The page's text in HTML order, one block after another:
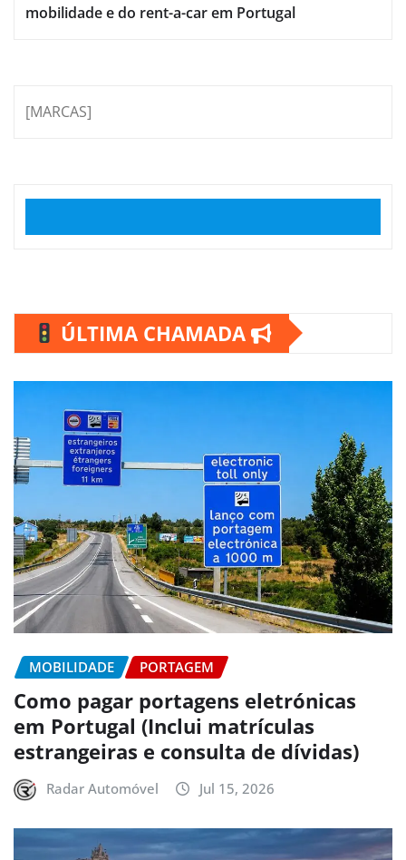
mobilidade e do rent-a-car em Portugal
[MARCAS]
ÚLTIMA CHAMADA
MOBILIDADE PORTAGEM
Como pagar portagens eletrónicas
em Portugal (Inclui matrículas
estrangeiras e consulta de dívidas)
Radar Automóvel Jul 15, 2026